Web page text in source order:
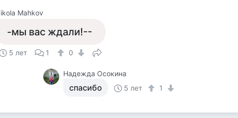
Mahkov
-мы вас ждали!--
5 лет 1 0
Надежда Осокина
спасибо 5 лет 1